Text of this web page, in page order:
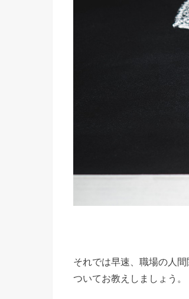
それでは早速、職場の人
ついてお教えしましょう。